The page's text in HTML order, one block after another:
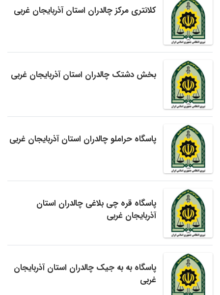
کلانتری مرکز چالدران استان آذربایجان غربی
بخش دشتک چالدران استان آذربایجان غربی
پاسگاه حراملو چالدران استان آذربایجان غربی
پاسگاه قره چی بلاغی چالدران استان
آذربایجان غربی
پاسگاه به به جیک چالدران استان آذربایجان
غربی